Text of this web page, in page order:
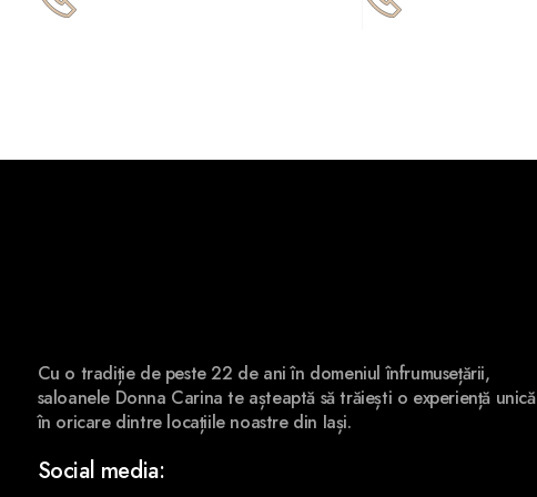
Cu o tradiție de peste 22 de ani în domeniul înfrumusețării,
saloanele Donna Carina te așteaptă să trăiești o experiență unică
în oricare dintre locațiile noastre din Iași.
Social media: